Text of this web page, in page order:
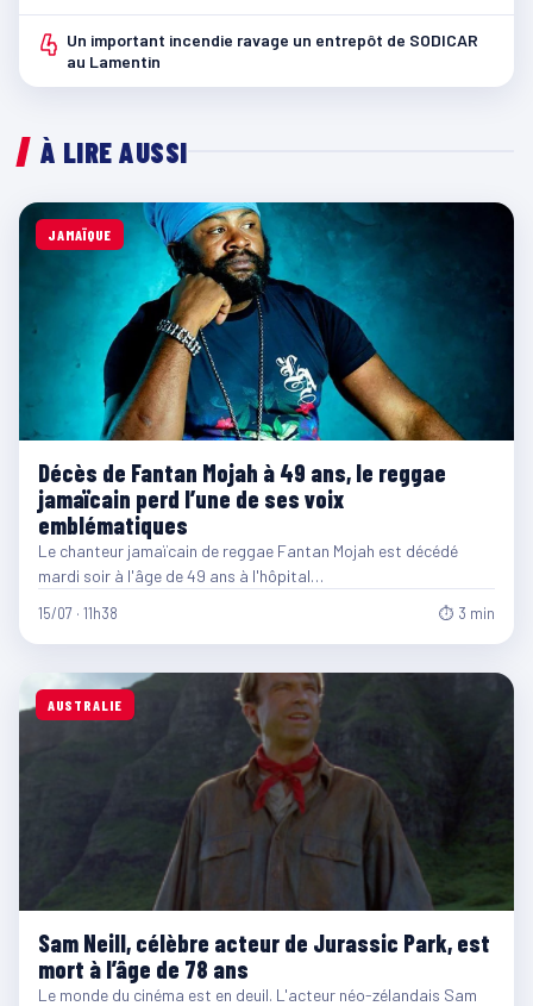
4 Un important incendie ravage un entrepôt de SODICAR
au Lamentin
À LIRE AUSSI
JAMAÏQUE
Décès de Fantan Mojah à 49 ans, le reggae
jamaïcain perd l’une de ses voix
emblématiques
Le chanteur jamaïcain de reggae Fantan Mojah est décédé
mardi soir à l'âge de 49 ans à l'hôpital…
15/07 · 11h38 ⏱ 3 min
AUSTRALIE
Sam Neill, célèbre acteur de Jurassic Park, est
mort à l’âge de 78 ans
Le monde du cinéma est en deuil. L'acteur néo-zélandais Sam